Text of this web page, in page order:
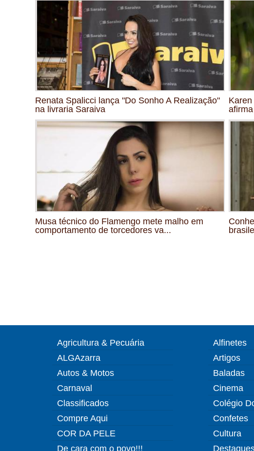
Renata Spalicci lança "Do Sonho A Realização"
na livraria Saraiva
Musa técnico do Flamengo mete malho em
comportamento de torcedores va...
Agricultura & Pecuária
ALGAzarra
Autos & Motos
Carnaval
Classificados
Compre Aqui
COR DA PELE
De cara com o povo!!!
Alfinetes
Artigos
Baladas
Cinema
Colégio
Confetes
Cultura